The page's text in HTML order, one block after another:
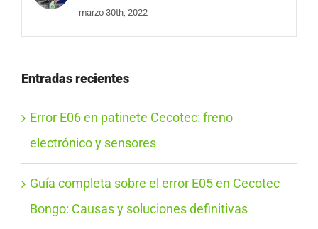
marzo 30th, 2022
Entradas recientes
Error E06 en patinete Cecotec: freno
electrónico y sensores
Guía completa sobre el error E05 en Cecotec
Bongo: Causas y soluciones definitivas